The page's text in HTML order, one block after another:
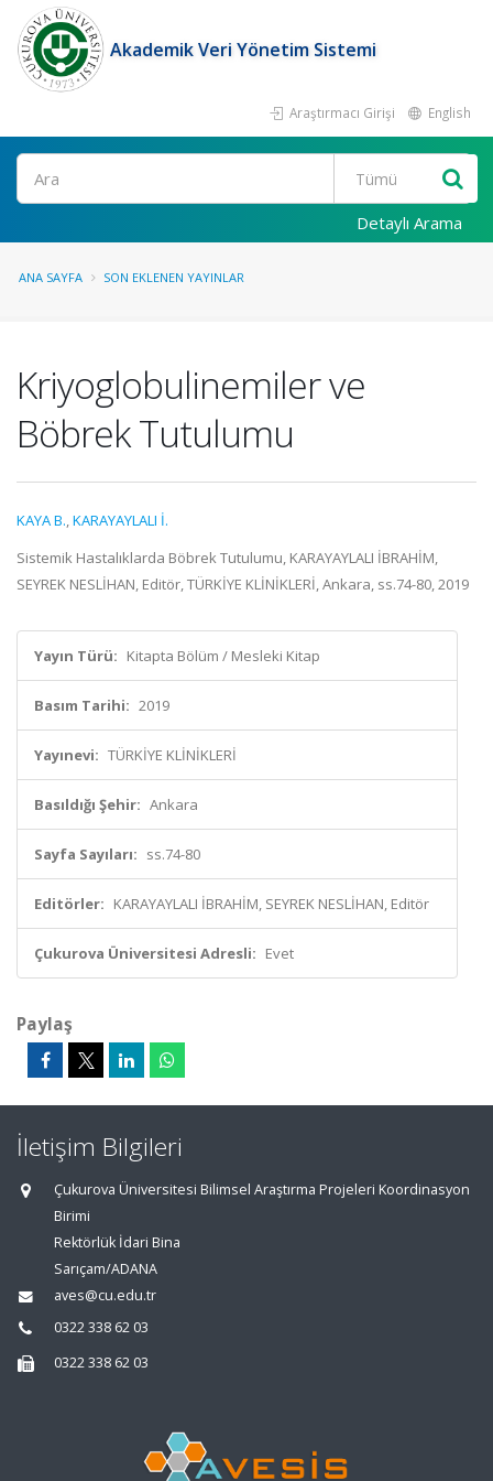
Akademik Veri Yönetim Sistemi
Araştırmacı Girişi English
Ara
Detaylı Arama
ANA SAYFA SON EKLENEN YAYINLAR
Kriyoglobulinemiler ve
Böbrek Tutulumu
KAYA B.,KARAYAYLALI İ.
Sistemik Hastalıklarda Böbrek Tutulumu, KARAYAYLALI İBRAHİM,
SEYREK NESLİHAN, Editör, TÜRKİYE KLİNİKLERİ, Ankara, ss.74-80, 2019
Yayın Türü: Kitapta Bölüm / Mesleki Kitap
Basım Tarihi: 2019
Yayınevi: TÜRKİYE KLİNİKLERİ
Basıldığı Şehir: Ankara
Sayfa Sayıları: ss.74-80
Editörler: KARAYAYLALI İBRAHİM, SEYREK NESLİHAN, Editör
Çukurova Üniversitesi Adresli: Evet
Paylaş
İletişim Bilgileri
Çukurova Üniversitesi Bilimsel Araştırma Projeleri Koordinasyon
Birimi
Rektörlük İdari Bina
Sarıçam/ADANA
aves@cu.edu.tr
0322 338 62 03
0322 338 62 03